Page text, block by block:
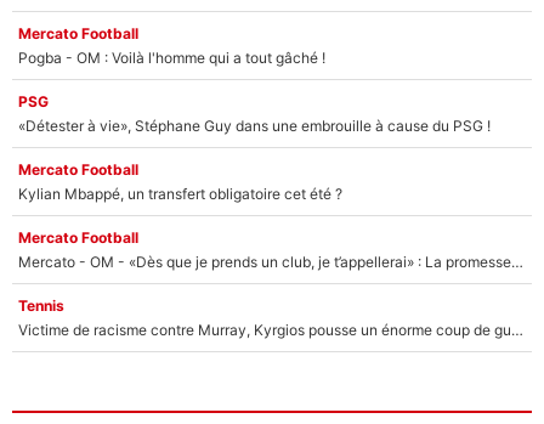
Mercato Football
Pogba - OM : Voilà l'homme qui a tout gâché !
PSG
«Détester à vie», Stéphane Guy dans une embrouille à cause du PSG !
Mercato Football
Kylian Mbappé, un transfert obligatoire cet été ?
Mercato Football
Mercato - OM - «Dès que je prends un club, je t’appellerai» : La promesse de Marcelino au moment de claquer la porte
Tennis
Victime de racisme contre Murray, Kyrgios pousse un énorme coup de gueule !